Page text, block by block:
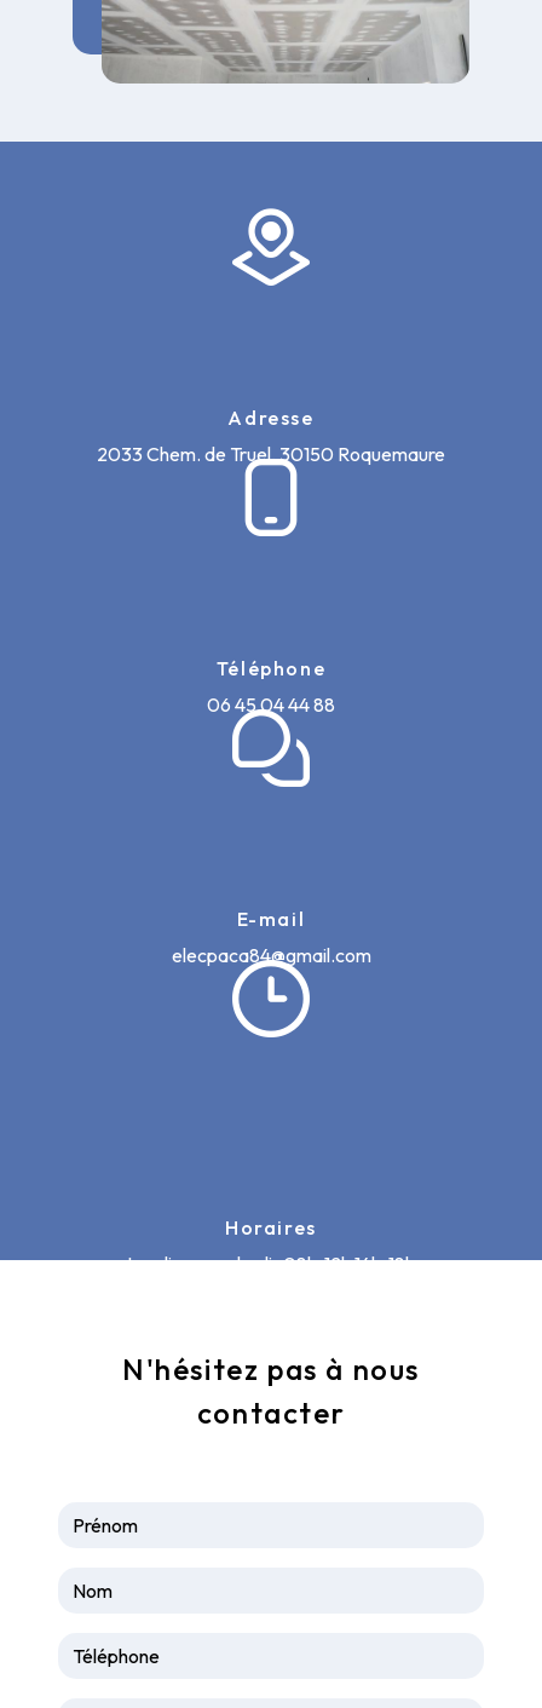
Adresse
2033 Chem. de Truel, 30150 Roquemaure
Téléphone
06 45 04 44 88
E-mail
elecpaca84@gmail.com
Horaires
Lundi au vendredi : 08h-12h 14h-18h
N'hésitez pas à nous
contacter